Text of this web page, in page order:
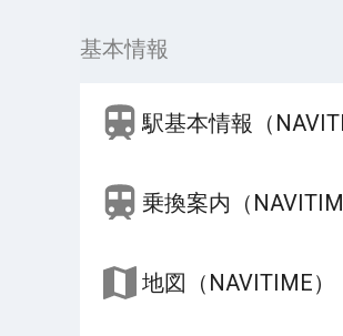
基本情報
駅基本情報（
乗換案内（
地図（NAVITIME）